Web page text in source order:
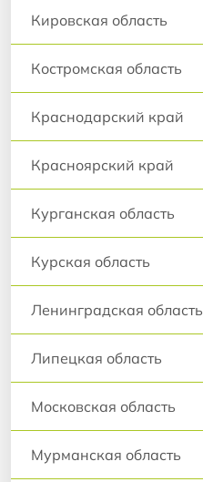
Кировская область
Костромская область
Краснодарский край
Красноярский край
Курганская область
Курская область
Ленинградская область
Липецкая область
Московская область
Мурманская область